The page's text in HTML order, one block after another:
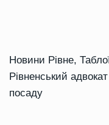
Новини Рівне,
Рівненський
посаду